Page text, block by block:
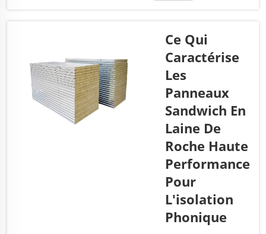
permettent
d'économiser de
l'argent et des
ressources, tout en
rendant les
habitations plus
confortables. Volets
thermiques Ces
panneaux servent
d'isolation et aident à
économiser l'énergie
utilisée pour le
chauffage...
Ce Qui
Caractérise
Les
Panneaux
Sandwich En
Laine De
Roche Haute
Performance
Pour
L'isolation
Phonique